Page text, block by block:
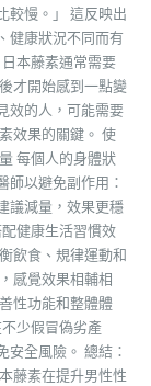
較慢。」 這反映出
健康狀況不同而有
本藤素通常需要
才開始感到一點變
效的人，可能需要
效果的關鍵。 使
每個人的身體狀
師以避免副作用：
議減量，效果更穩
健康生活習慣效
飲食、規律運動和
感覺效果相輔相
性功能和整體體
少假冒偽劣產
全風險。 總結：
藤素在提升男性性